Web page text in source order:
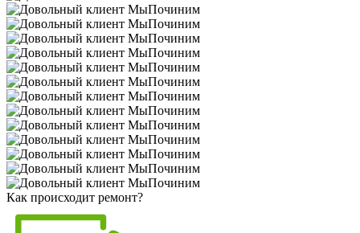
Как происходит ремонт?